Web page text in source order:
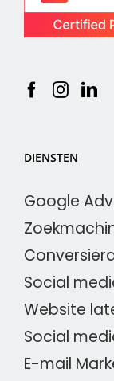
DIENSTEN
Google
Social
Website
Social
E-mail